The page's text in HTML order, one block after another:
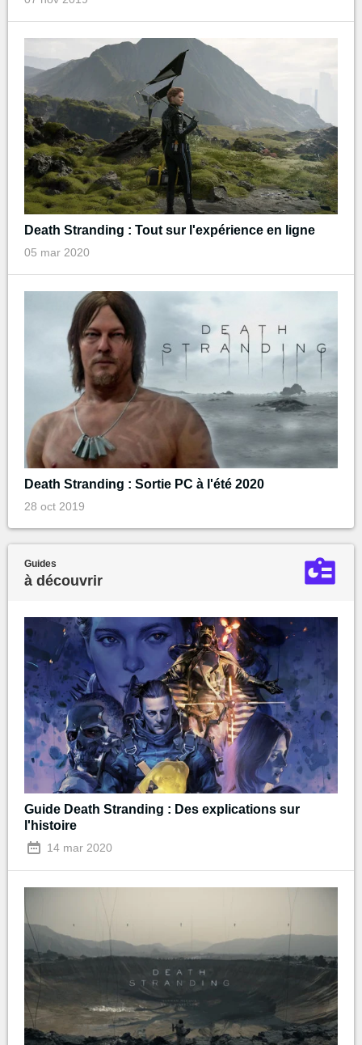
Death Stranding : Tout sur l'expérience en ligne
05 mar 2020
Death Stranding : Sortie PC à l'été 2020
28 oct 2019
Guides
à découvrir
Guide Death Stranding : Des explications sur
l'histoire
14 mar 2020